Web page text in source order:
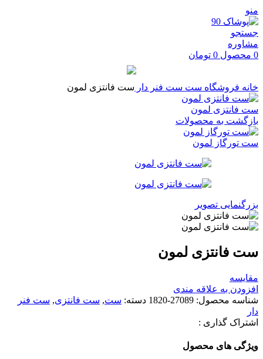
منو
جستجو
مشاوره
0 محصول 0 تومان
خانه فروشگاه ست ست فنر دار ست فانتزی لمون
ست فانتزی لمون
بازگشت به محصولات
ست تورگاز لمون
بزرگنمایی تصویر
ست فانتزی لمون
مقایسه
افزودن به علاقه مندی
شناسه محصول: 27089-1820 دسته: ست, ست فانتزی, ست فنر
دار
اشتراک گذاری :
ویژگی های محصول